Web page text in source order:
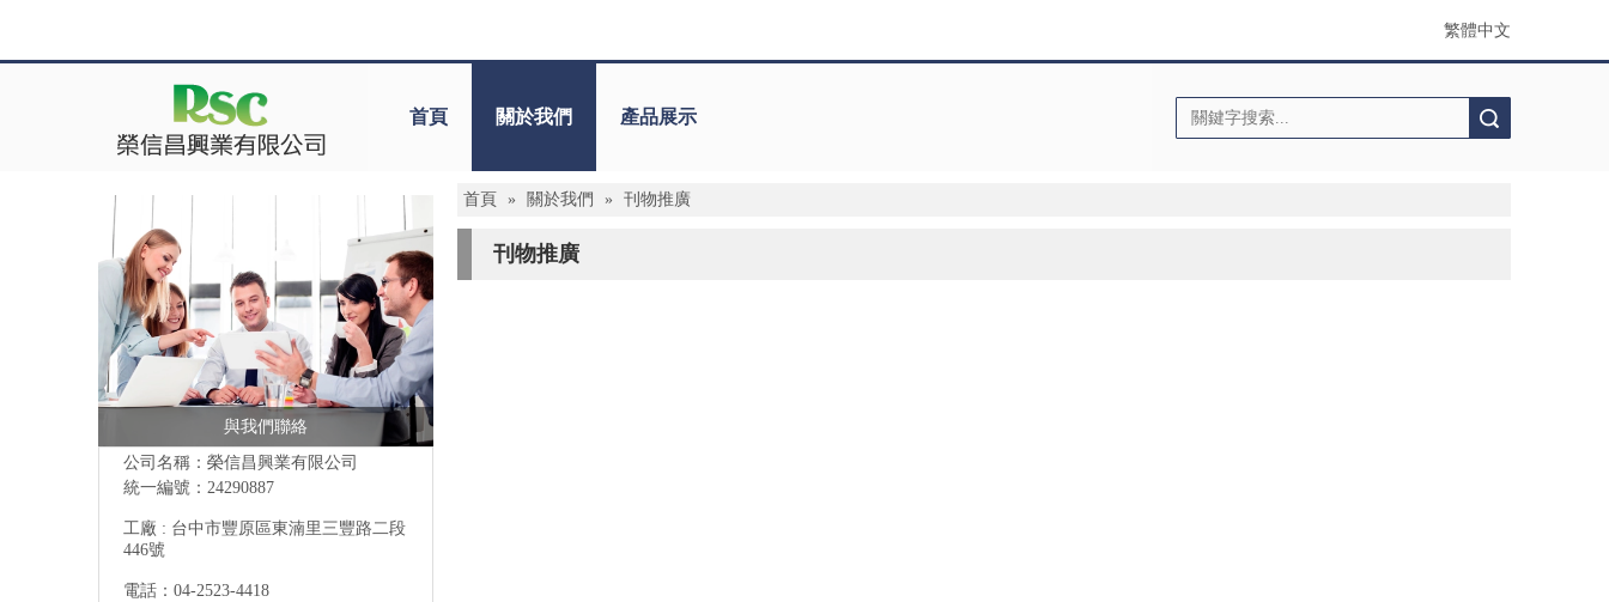
繁體中文
首頁 關於我們 產品展示
與我們聯絡
公司名稱：榮信昌興業有限公司
統一編號：24290887
工廠 : 台中市豐原區東湳里三豐路二段
446號
電話：04-2523-4418
首頁 » 關於我們 » 刊物推廣
刊物推廣